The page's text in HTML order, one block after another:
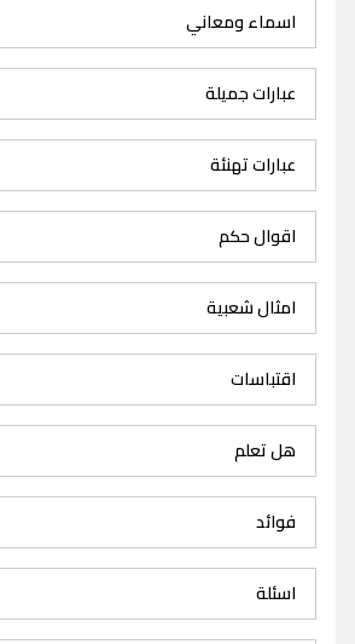
اسماء ومعاني
عبارات جميلة
عبارات تهنئة
اقوال حكم
امثال شعبية
اقتباسات
هل تعلم
فوائد
اسئلة